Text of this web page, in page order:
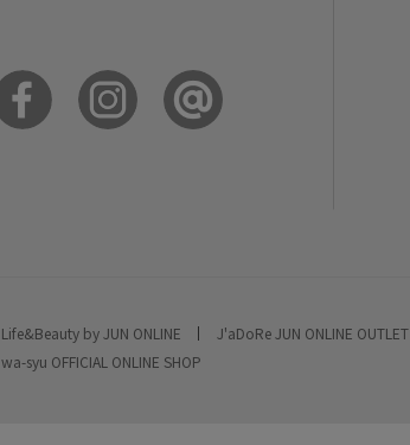
Life&Beauty by JUN ONLINE J'aDoRe JUN ONLINE OUTLET
wa-syu OFFICIAL ONLINE SHOP